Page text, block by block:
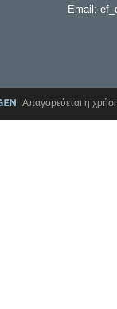
Email:
Απαγορεύεται η